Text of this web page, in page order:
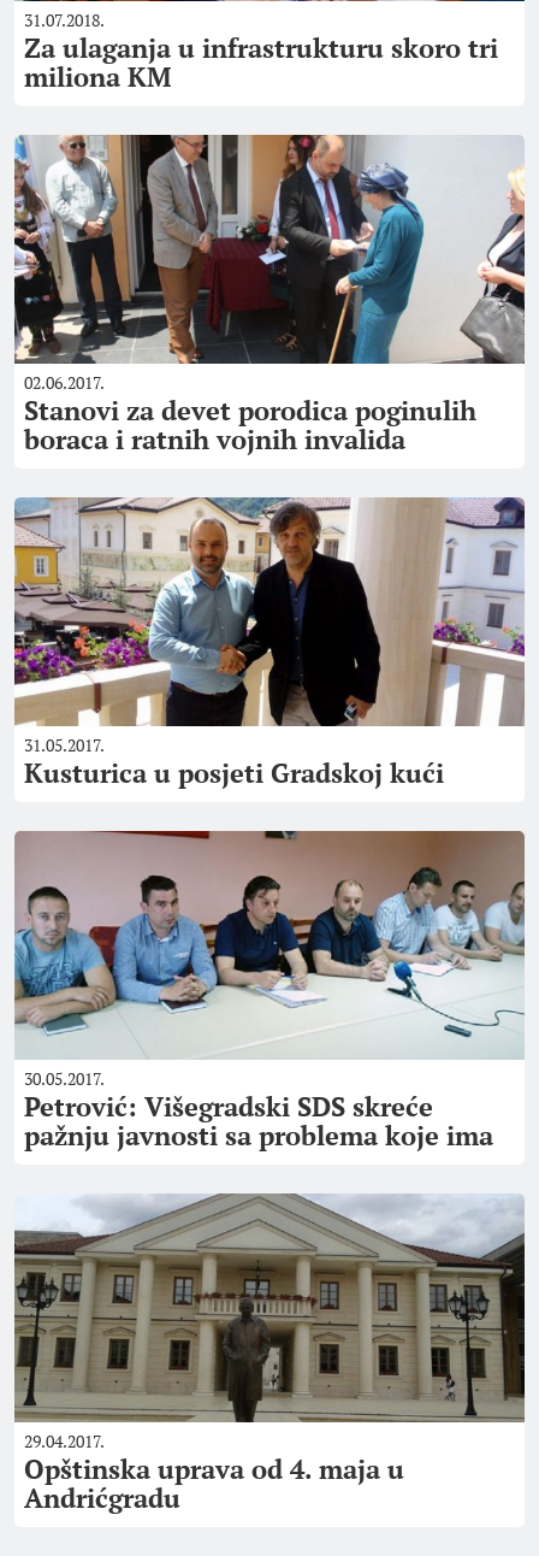
31.07.2018.
Za ulaganja u infrastrukturu skoro tri
miliona KM
02.06.2017.
Stanovi za devet porodica poginulih
boraca i ratnih vojnih invalida
31.05.2017.
Kusturica u posjeti Gradskoj kući
30.05.2017.
Petrović: Višegradski SDS skreće
pažnju javnosti sa problema koje ima
29.04.2017.
Opštinska uprava od 4. maja u
Andrićgradu